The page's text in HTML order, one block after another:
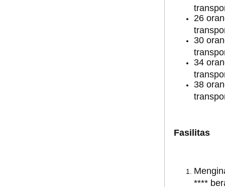
26
30
34
38
Fasilitas
****